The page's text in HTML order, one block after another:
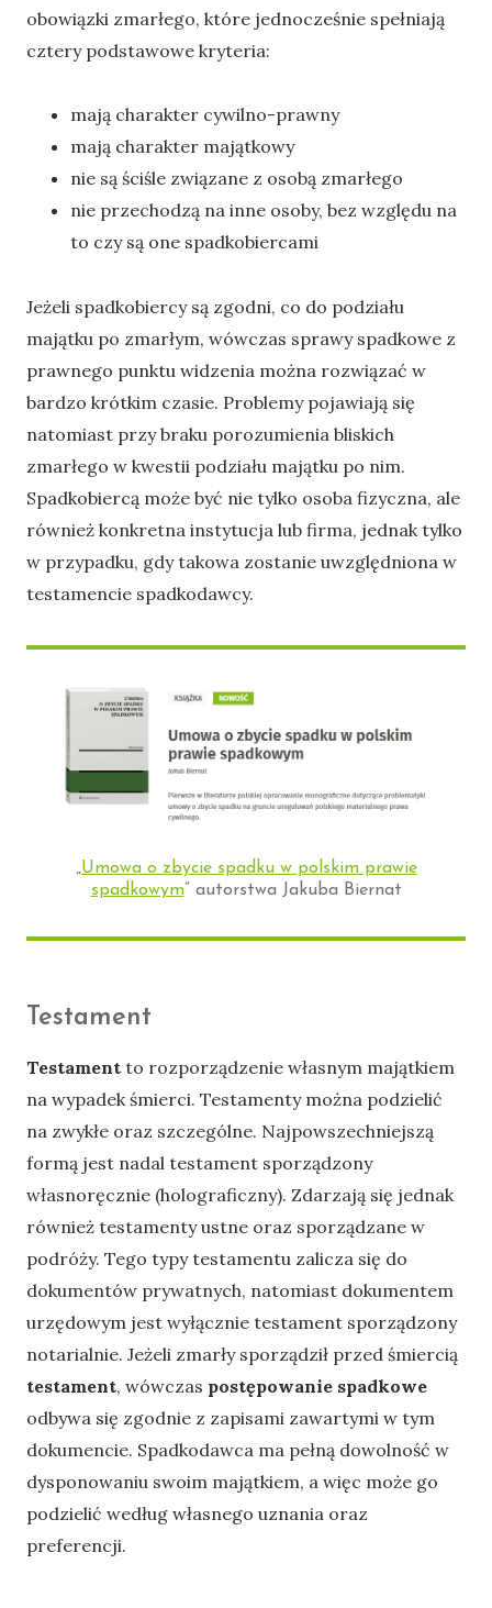
obowiązki zmarłego, które jednocześnie spełniają
cztery podstawowe kryteria:
mają charakter cywilno-prawny
mają charakter majątkowy
nie są ściśle związane z osobą zmarłego
nie przechodzą na inne osoby, bez względu na
to czy są one spadkobiercami
Jeżeli spadkobiercy są zgodni, co do podziału
majątku po zmarłym, wówczas sprawy spadkowe z
prawnego punktu widzenia można rozwiązać w
bardzo krótkim czasie. Problemy pojawiają się
natomiast przy braku porozumienia bliskich
zmarłego w kwestii podziału majątku po nim.
Spadkobiercą może być nie tylko osoba fizyczna, ale
również konkretna instytucja lub firma, jednak tylko
w przypadku, gdy takowa zostanie uwzględniona w
testamencie spadkodawcy.
„Umowa o zbycie spadku w polskim prawie
spadkowym” autorstwa Jakuba Biernat
Testament
Testament to rozporządzenie własnym majątkiem
na wypadek śmierci. Testamenty można podzielić
na zwykłe oraz szczególne. Najpowszechniejszą
formą jest nadal testament sporządzony
własnoręcznie (holograficzny). Zdarzają się jednak
również testamenty ustne oraz sporządzane w
podróży. Tego typy testamentu zalicza się do
dokumentów prywatnych, natomiast dokumentem
urzędowym jest wyłącznie testament sporządzony
notarialnie. Jeżeli zmarły sporządził przed śmiercią
testament, wówczas postępowanie spadkowe
odbywa się zgodnie z zapisami zawartymi w tym
dokumencie. Spadkodawca ma pełną dowolność w
dysponowaniu swoim majątkiem, a więc może go
podzielić według własnego uznania oraz
preferencji.